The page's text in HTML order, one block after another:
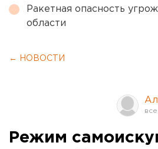
Ракетная опасность
области
← НОВОСТИ
Режим